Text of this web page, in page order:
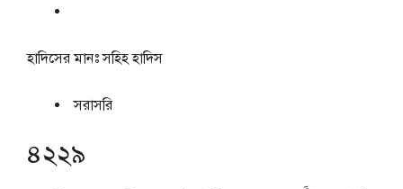
হাদিসের মানঃসহিহ হাদিস
সরাসরি
৪২২৯